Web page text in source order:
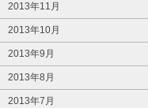
2013年11月
2013年10月
2013年9月
2013年8月
2013年7月